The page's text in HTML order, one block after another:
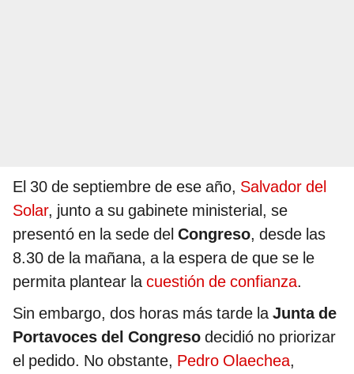
El 30 de septiembre de ese año, Salvador del
Solar, junto a su gabinete ministerial, se
presentó en la sede del Congreso, desde las
8.30 de la mañana, a la espera de que se le
permita plantear lacuestión de confianza.
Sin embargo, dos horas más tarde laJunta de
Portavoces del Congreso decidió no priorizar
el pedido. No obstante, Pedro Olaechea,